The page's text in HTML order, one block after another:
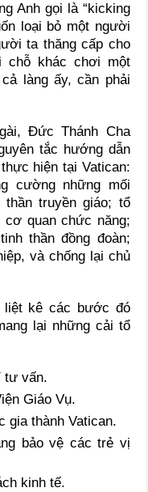
Anh gọi là “kicking
loại bỏ một người
ta thăng cấp cho
khác chơi một
làng ấy, cần phải
Đức Thánh Cha
tắc hướng dẫn
hiện tại Vatican:
cường những mối
truyền giáo; tổ
quan chức năng;
thần đồng đoàn;
và chống lại chủ
liệt kê các bước đó
lại những cải tổ
tư vấn.
Giáo Vụ.
gia thành Vatican.
bảo vệ các trẻ vị
kinh tế.